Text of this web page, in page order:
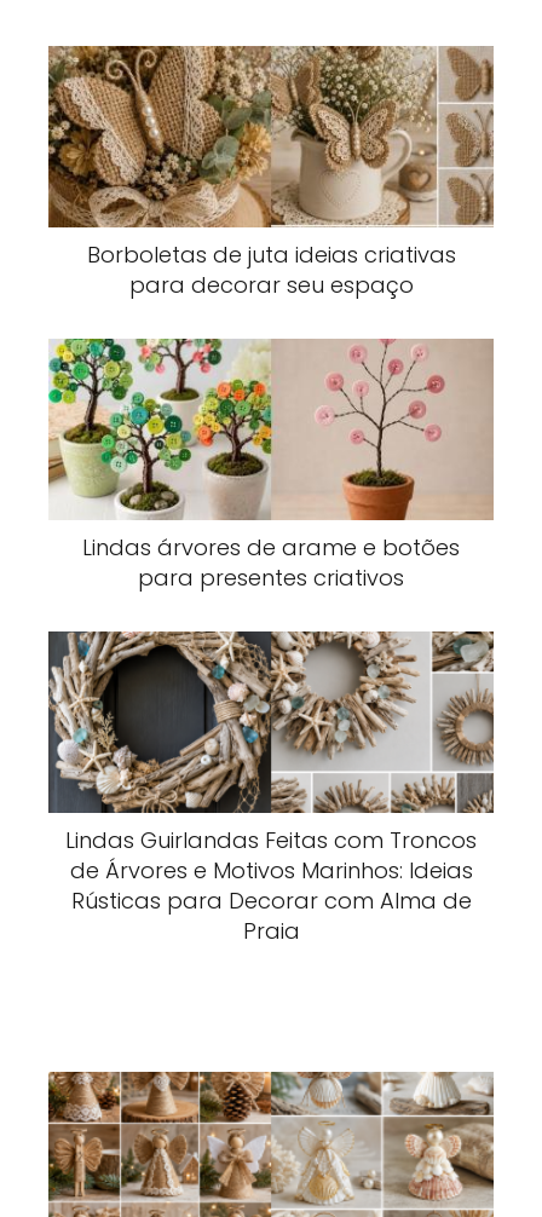
Borboletas de juta ideias criativas
para decorar seu espaço
Lindas árvores de arame e botões
para presentes criativos
Lindas Guirlandas Feitas com Troncos
de Árvores e Motivos Marinhos: Ideias
Rústicas para Decorar com Alma de
Praia